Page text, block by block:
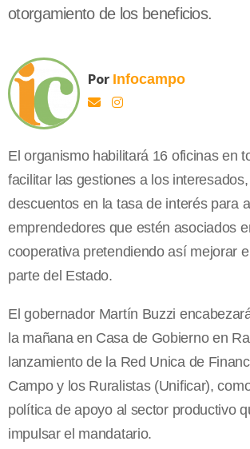
otorgamiento de los beneficios.
Por Infocampo
El organismo habilitará 16 oficinas en
facilitar las gestiones a los
descuentos en la tasa de interés para
emprendedores que estén asociados
cooperativa pretendiendo así mejorar
parte del Estado.
El gobernador Martín Buzzi
la mañana en Casa de Gobierno en
lanzamiento de la Red Unica de
Campo y los Ruralistas (Unificar),
política de apoyo al sector productivo
impulsar el mandatario.